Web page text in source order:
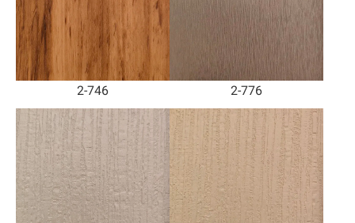
2-746 2-776